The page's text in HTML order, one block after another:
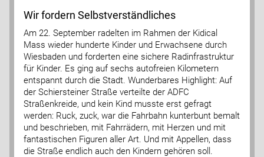
Wir fordern Selbstverständliches
Am 22. September radelten im Rahmen der Kidical
Mass wieder hunderte Kinder und Erwachsene durch
Wiesbaden und forderten eine sichere Radinfrastruktur
für Kinder. Es ging auf sechs autofreien Kilometern
entspannt durch die Stadt. Wunderbares Highlight: Auf
der Schiersteiner Straße verteilte der ADFC
Straßenkreide, und kein Kind musste erst gefragt
werden: Ruck, zuck, war die Fahrbahn kunterbunt bemalt
und beschrieben, mit Fahrrädern, mit Herzen und mit
fantastischen Figuren aller Art. Und mit Appellen, dass
die Straße endlich auch den Kindern gehören soll.